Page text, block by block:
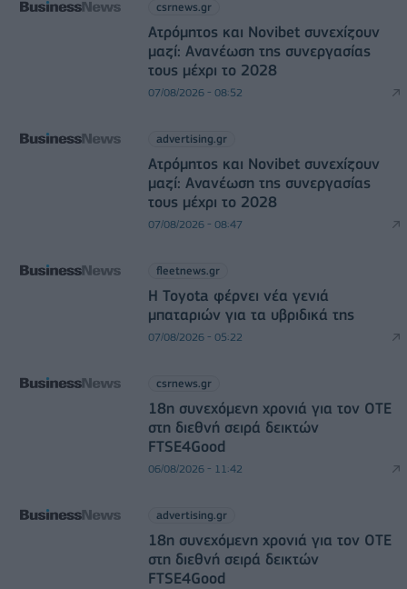
csrnews.gr
Ατρόμητος και Novibet συνεχίζουν
μαζί: Ανανέωση της συνεργασίας
τους μέχρι το 2028
07/08/2026 - 08:52
advertising.gr
Ατρόμητος και Novibet συνεχίζουν
μαζί: Ανανέωση της συνεργασίας
τους μέχρι το 2028
07/08/2026 - 08:47
fleetnews.gr
Η Toyota φέρνει νέα γενιά
μπαταριών για τα υβριδικά της
07/08/2026 - 05:22
csrnews.gr
18η συνεχόμενη χρονιά για τον ΟΤΕ
στη διεθνή σειρά δεικτών
FTSE4Good
06/08/2026 - 11:42
advertising.gr
18η συνεχόμενη χρονιά για τον ΟΤΕ
στη διεθνή σειρά δεικτών
FTSE4Good